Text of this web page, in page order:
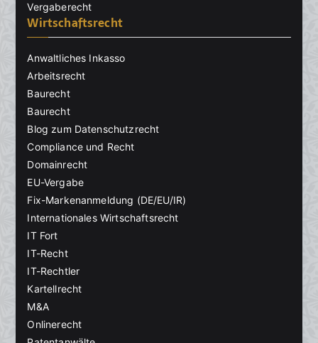
Vergaberecht
Wirtschaftsrecht
Anwaltliches Inkasso
Arbeitsrecht
Baurecht
Baurecht
Blog zum Datenschutzrecht
Compliance und Recht
Domainrecht
EU-Vergabe
Fix-Markenanmeldung (DE/EU/IR)
Internationales Wirtschaftsrecht
IT Fort
IT-Recht
IT-Rechtler
Kartellrecht
M&A
Onlinerecht